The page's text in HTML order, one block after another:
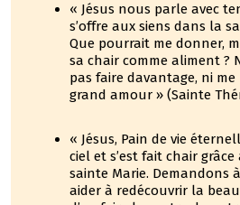
« Jésus nous parle avec
s’offre aux siens dans la
Que pourrait me donner,
sa chair comme aliment ?
pas faire davantage, ni
grand amour » (Sainte
« Jésus, Pain de vie
ciel et s’est fait chair
sainte Marie. Demandons
aider à redécouvrir la